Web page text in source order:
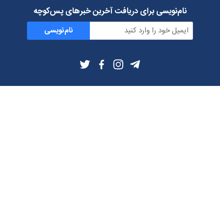
نام‌نویسی برای دریافت آخرین خبرهای پس‌کوچه
نام‌نویسی